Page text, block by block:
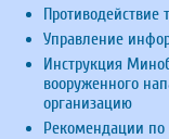
Противодействие
Управление
Инструкция
вооруженного
организацию
Рекомендации